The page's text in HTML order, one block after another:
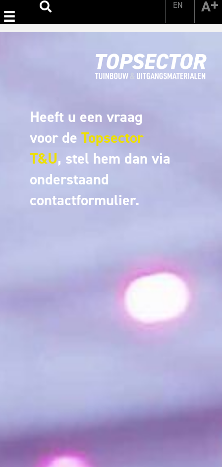
EN
Heeft u een vraag
voor de Topsector
T&U, stel hem dan via
onderstaand
contactformulier.